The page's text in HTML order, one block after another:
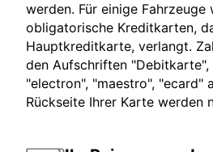
werden. Für einige Fahrzeuge
obligatorische Kreditkarten,
Hauptkreditkarte, verlangt.
den Aufschriften "Debitkarte",
"electron", "maestro", "ecard"
Rückseite Ihrer Karte werden